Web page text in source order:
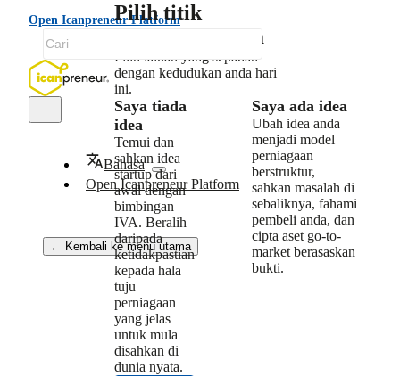
Open Icanpreneur Platform
Bahasa
Open Icanpreneur Platform
← Kembali ke menu utama
Pilih titik
permulaan anda
Pilih laluan yang sepadan
dengan kedudukan anda hari
ini.
Saya tiada
idea
Temui dan
sahkan idea
startup dari
awal dengan
bimbingan
IVA. Beralih
daripada
ketidakpastian
kepada hala
tuju
perniagaan
yang jelas
untuk mula
disahkan di
dunia nyata.
Saya ada idea
Ubah idea anda
menjadi model
perniagaan
berstruktur,
sahkan masalah di
sebaliknya, fahami
pembeli anda, dan
cipta aset go-to-
market berasaskan
bukti.